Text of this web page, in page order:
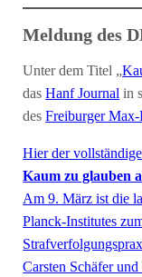
Meldung des
Unter dem Titel „
dasHanf Journal in
desFreiburger
Hier der
Kaum zu glauben
Am 9. März ist die
Planck-Institutes
Carsten Schäfer